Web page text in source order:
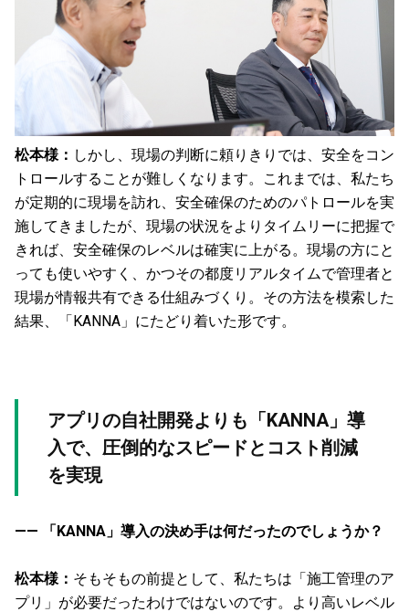
松本様： しかし、現場の判断に頼りきりでは、安全をコン
トロールすることが難しくなります。これまでは、私たち
が定期的に現場を訪れ、安全確保のためのパトロールを実
施してきましたが、現場の状況をよりタイムリーに把握で
きれば、安全確保のレベルは確実に上がる。現場の方にと
っても使いやすく、かつその都度リアルタイムで管理者と
現場が情報共有できる仕組みづくり。その方法を模索した
結果、「KANNA」にたどり着いた形です。
アプリの自社開発よりも「KANNA」導
入で、圧倒的なスピードとコスト削減
を実現
—— 「KANNA」導入の決め手は何だったのでしょうか？
松本様： そもそもの前提として、私たちは「施工管理のア
プリ」が必要だったわけではないのです。より高いレベル